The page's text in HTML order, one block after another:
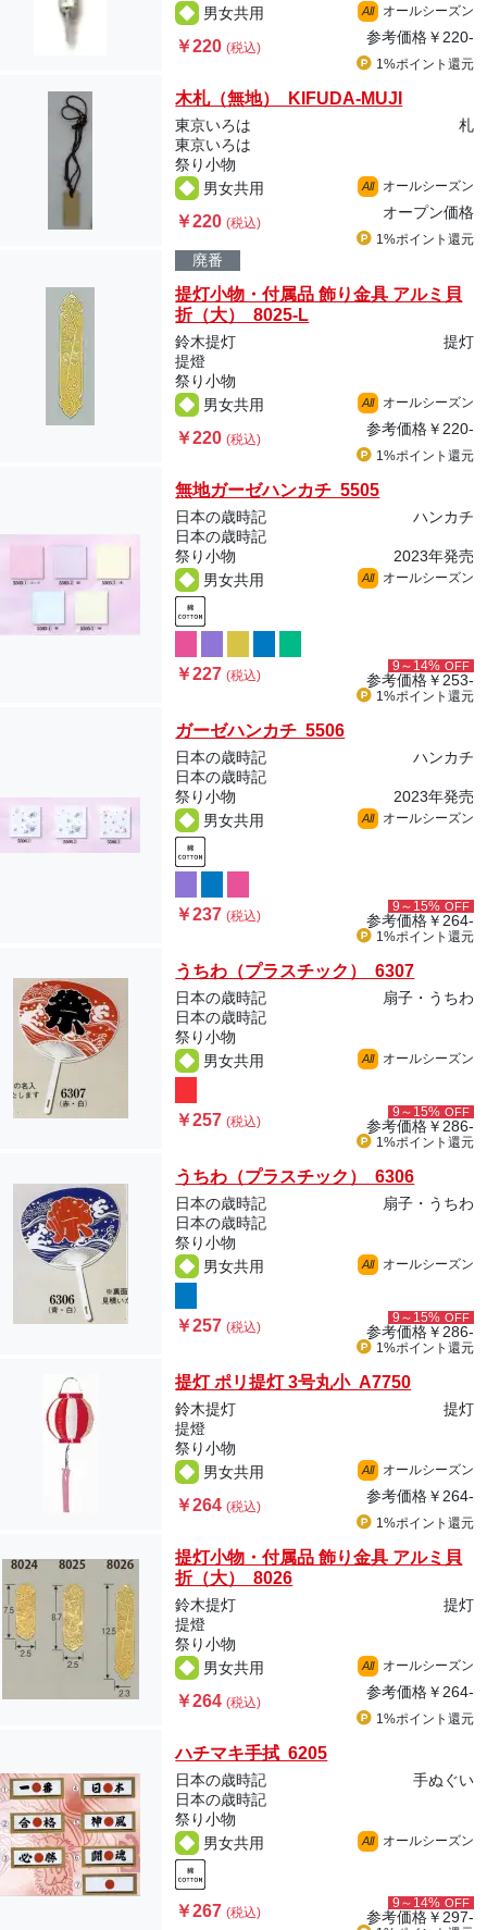
男女共用
All オールシーズン
￥220(税込)
参考価格￥220-
1%ポイント 還元
木札（無地） KIFUDA-MUJI
東京いろは
札
東京いろは
祭り小物
男女共用
All オールシーズン
￥220(税込)
オープン価格
1%ポイント 還元
廃番
提灯小物・付属品 飾り金具 アルミ貝
折（大） 8025-L
鈴木提灯
提灯
提燈
祭り小物
男女共用
All オールシーズン
￥220(税込)
参考価格￥220-
1%ポイント 還元
無地ガーゼハンカチ 5505
日本の歳時記
ハンカチ
日本の歳時記
祭り小物
2023年発売
男女共用
All オールシーズン
￥227(税込)
9～14% OFF
参考価格￥253-
1%ポイント 還元
ガーゼハンカチ 5506
日本の歳時記
ハンカチ
日本の歳時記
祭り小物
2023年発売
男女共用
All オールシーズン
￥237(税込)
9～15% OFF
参考価格￥264-
1%ポイント 還元
うちわ（プラスチック） 6307
日本の歳時記
扇子・うちわ
日本の歳時記
祭り小物
男女共用
All オールシーズン
￥257(税込)
9～15% OFF
参考価格￥286-
1%ポイント 還元
うちわ（プラスチック） 6306
日本の歳時記
扇子・うちわ
日本の歳時記
祭り小物
男女共用
All オールシーズン
￥257(税込)
9～15% OFF
参考価格￥286-
1%ポイント 還元
提灯 ポリ提灯 3号丸小 A7750
鈴木提灯
提灯
提燈
祭り小物
男女共用
All オールシーズン
￥264(税込)
参考価格￥264-
1%ポイント 還元
提灯小物・付属品 飾り金具 アルミ貝
折（大） 8026
鈴木提灯
提灯
提燈
祭り小物
男女共用
All オールシーズン
￥264(税込)
参考価格￥264-
1%ポイント 還元
ハチマキ手拭 6205
日本の歳時記
手ぬぐい
日本の歳時記
祭り小物
男女共用
All オールシーズン
￥267(税込)
9～14% OFF
参考価格￥297-